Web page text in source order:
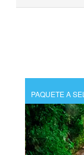
PAQUETE A